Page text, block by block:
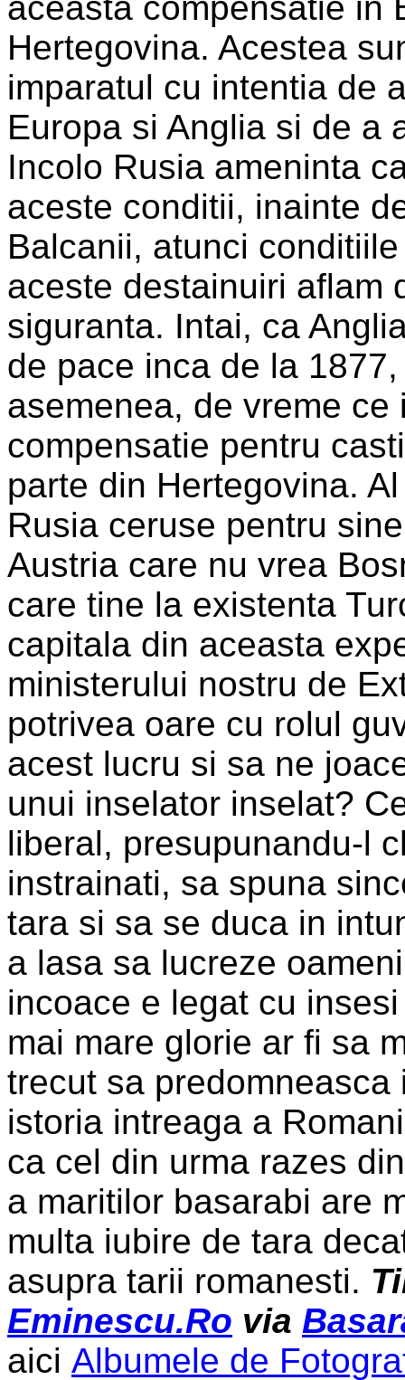
Hertegovina. Acestea
imparatul cu intentia de
Europa si Anglia si de a
Incolo Rusia ameninta
aceste conditii, inainte
Balcanii, atunci
aceste destainuiri aflam
siguranta. Intai, ca
de pace inca de la
asemenea, de vreme ce
compensatie pentru
parte din Hertegovina.
Rusia ceruse pentru
Austria care nu vrea
care tine la existenta
capitala din aceasta
ministerului nostru de
potrivea oare cu rolul
acest lucru si sa ne
unui inselator inselat?
liberal, presupunandu-l
instrainati, sa spuna
tara si sa se duca in
a lasa sa lucreze
incoace e legat cu
mai mare glorie ar fi sa
trecut sa
istoria intreaga a
ca cel din urma razes
a maritilor basarabi are
multa iubire de tara
asupra tarii romanesti.
Eminescu.Ro via
aici Albumele de